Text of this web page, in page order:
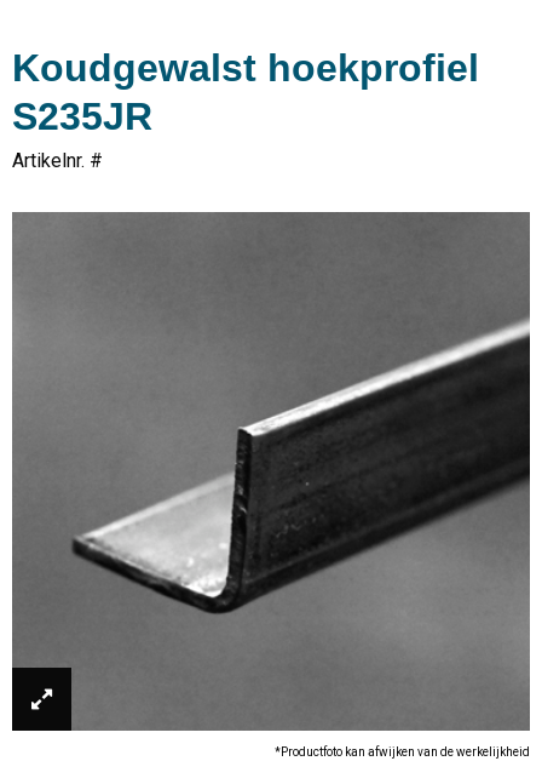
Koudgewalst hoekprofiel
S235JR
Artikelnr. #
*Productfoto kan afwijken van de werkelijkheid